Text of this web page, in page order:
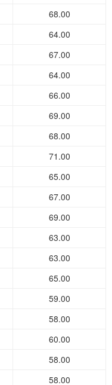
68.00
64.00
67.00
64.00
66.00
69.00
68.00
71.00
65.00
67.00
69.00
63.00
63.00
65.00
59.00
58.00
60.00
58.00
58.00